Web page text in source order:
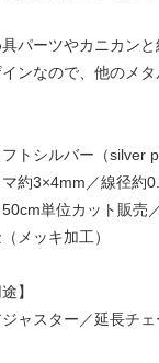
パーツやカニカン
ンなので、他のメ
トシルバー（silver
マ約3×4mm／線径約
50cm単位カット販売
メッキ加工）
】
ャスター／延長チ